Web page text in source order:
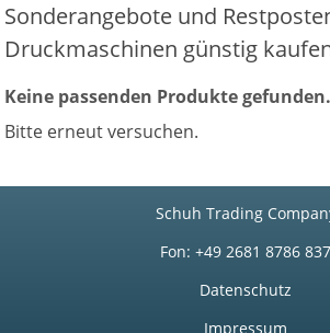
Sonderangebote und
Druckmaschinen günstig
Keine passenden Produkte gefunden.
Bitte erneut versuchen.
Schuh Trading
Fon: +49 2681 8786 837
Datenschutz
Impressum